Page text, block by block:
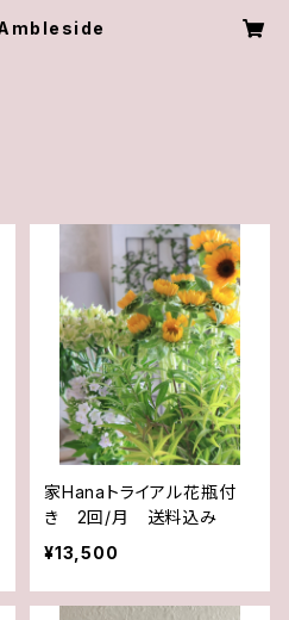
束 | Ambleside
家Hanaトライアル花瓶付
き 2回/月 送料込み
¥13,500